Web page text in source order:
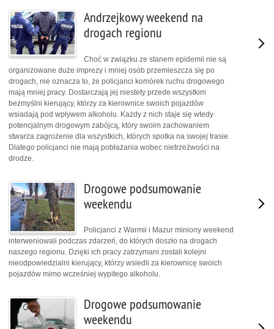
Andrzejkowy weekend na
drogach regionu
Choć w związku ze stanem epidemii nie są
organizowane duże imprezy i mniej osób przemieszcza się po
drogach, nie oznacza to, że policjanci komórek ruchu drogowego
mają mniej pracy. Dostarczają jej niestety przede wszystkim
bezmyślni kierujący, którzy za kierownice swoich pojazdów
wsiadają pod wpływem alkoholu. Każdy z nich staje się wtedy
potencjalnym drogowym zabójcą, który swoim zachowaniem
stwarza zagrożenie dla wszystkich, których spotka na swojej trasie.
Dlatego policjanci nie mają pobłażania wobec nietrzeźwości na
drodze.
Drogowe podsumowanie
weekendu
Policjanci z Warmii i Mazur miniony weekend
interweniowali podczas zdarzeń, do których doszło na drogach
naszego regionu. Dzięki ich pracy zatrzymani zostali kolejni
nieodpowiedzialni kierujący, którzy wsiedli za kierownicę swoich
pojazdów mimo wcześniej wypitego alkoholu.
Drogowe podsumowanie
weekendu